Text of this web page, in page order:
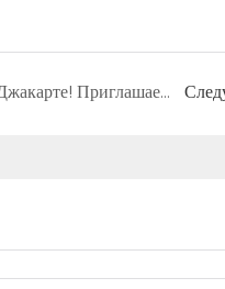
Встречайтесь с нами в Джакарте! Приглашаем вас на INDO INTERTEX 2026!